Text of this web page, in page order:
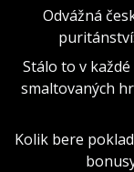
Odvážná
Stálo to v
smaltovaných
Kolik bere